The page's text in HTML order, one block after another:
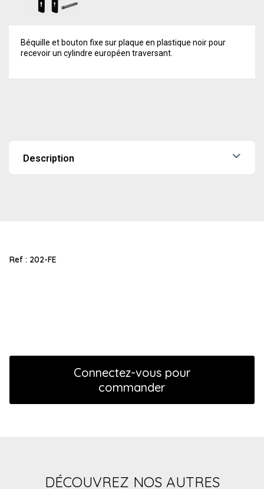
Béquille et bouton fixe sur plaque en plastique noir pour
recevoir un cylindre européen traversant.
Description
Ref : 202-FE
Connectez-vous pour
commander
DÉCOUVREZ NOS AUTRES